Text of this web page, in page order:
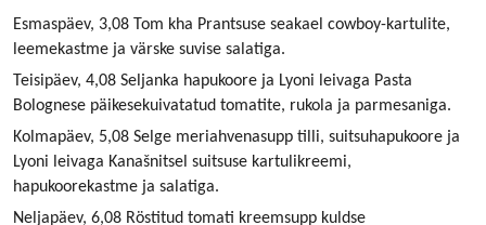
Esmaspäev, 3,08 Tom kha Prantsuse seakael cowboy-kartulite,
leemekastme ja värske suvise salatiga.
Teisipäev, 4,08 Seljanka hapukoore ja Lyoni leivaga Pasta
Bolognese päikesekuivatatud tomatite, rukola ja parmesaniga.
Kolmapäev, 5,08 Selge meriahvenasupp tilli, suitsuhapukoore ja
Lyoni leivaga Kanašnitsel suitsuse kartulikreemi,
hapukoorekastme ja salatiga.
Neljapäev, 6,08 Röstitud tomati kreemsupp kuldse